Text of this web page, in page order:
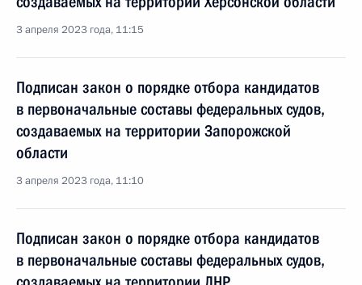
3 апреля 2023 года, 11:15
Подписан закон о порядке отбора кандидатов
в первоначальные составы федеральных судов,
создаваемых на территории Запорожской
области
3 апреля 2023 года, 11:10
Подписан закон о порядке отбора кандидатов
в первоначальные составы федеральных судов,